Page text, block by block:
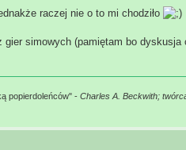
raczej nie o to mi chodziło
simowych (pamiętam bo
popierdoleńców" - Charles A. Beckwith;